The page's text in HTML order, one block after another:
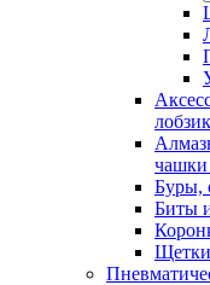
Буры,
Биты
Щетки